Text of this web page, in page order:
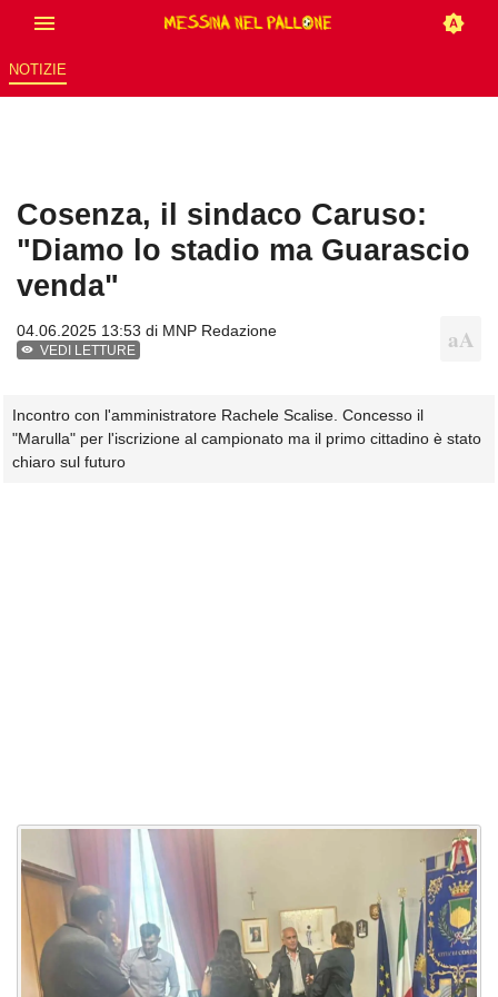
NOTIZIE
Cosenza, il sindaco Caruso:
"Diamo lo stadio ma Guarascio
venda"
04.06.2025 13:53 di MNP Redazione
VEDI LETTURE
Incontro con l'amministratore Rachele Scalise. Concesso il
"Marulla" per l'iscrizione al campionato ma il primo cittadino è stato
chiaro sul futuro